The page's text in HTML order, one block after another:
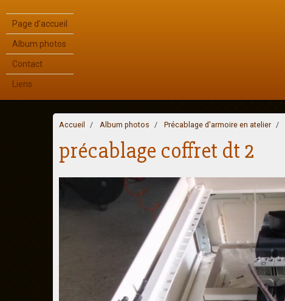
Page d'accueil
Album photos
Contact
Liens
Accueil Album photos Précablage d'armoire en atelier
précablage coffret dt 2